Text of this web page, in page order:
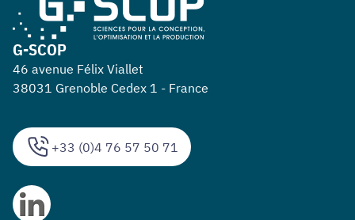
+33 (0)4 76 57 50 71
G-SCOP
46 avenue Félix Viallet
38031 Grenoble Cedex 1 - France